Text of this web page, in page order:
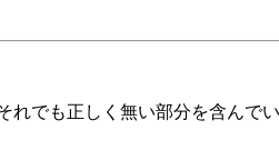
でも正しく無い部分を含んで